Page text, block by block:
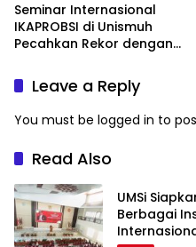
Seminar Internasional
IKAPROBSI di Unismuh
Pecahkan Rekor dengan
Leave a Reply
You must be logged in to
Read Also
UMSi
Berbagai